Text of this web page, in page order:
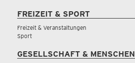
FREIZEIT & SPORT
Freizeit & Veranstaltungen
Sport
GESELLSCHAFT & MENSCHEN